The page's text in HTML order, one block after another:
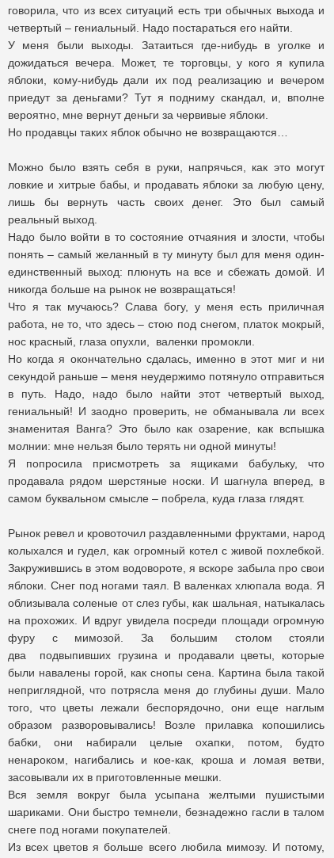
говорила, что из всех ситуаций есть три обычных выхода и
четвертый – гениальный. Надо постараться его найти.
У меня были выходы. Затаиться где-нибудь в уголке и
дожидаться вечера. Может, те торговцы, у кого я купила
яблоки, кому-нибудь дали их под реализацию и вечером
приедут за деньгами? Тут я подниму скандал, и, вполне
вероятно, мне вернут деньги за червивые яблоки.
Но продавцы таких яблок обычно не возвращаются…
Можно было взять себя в руки, напрячься, как это могут
ловкие и хитрые бабы, и продавать яблоки за любую цену,
лишь бы вернуть часть своих денег. Это был самый
реальный выход.
Надо было войти в то состояние отчаяния и злости, чтобы
понять – самый желанный в ту минуту был для меня один-
единственный выход: плюнуть на все и сбежать домой. И
никогда больше на рынок не возвращаться!
Что я так мучаюсь? Слава богу, у меня есть приличная
работа, не то, что здесь – стою под снегом, платок мокрый,
нос красный, глаза опухли, валенки промокли.
Но когда я окончательно сдалась, именно в этот миг и ни
секундой раньше – меня неудержимо потянуло отправиться
в путь. Надо, надо было найти этот четвертый выход,
гениальный! И заодно проверить, не обманывала ли всех
знаменитая Ванга? Это было как озарение, как вспышка
молнии: мне нельзя было терять ни одной минуты!
Я попросила присмотреть за ящиками бабульку, что
продавала рядом шерстяные носки. И шагнула вперед, в
самом буквальном смысле – побрела, куда глаза глядят.
Рынок ревел и кровоточил раздавленными фруктами, народ
колыхался и гудел, как огромный котел с живой похлебкой.
Закружившись в этом водовороте, я вскоре забыла про свои
яблоки. Снег под ногами таял. В валенках хлюпала вода. Я
облизывала соленые от слез губы, как шальная, натыкалась
на прохожих. И вдруг увидела посреди площади огромную
фуру с мимозой. За большим столом стояли
два подвыпивших грузина и продавали цветы, которые
были навалены горой, как снопы сена. Картина была такой
неприглядной, что потрясла меня до глубины души. Мало
того, что цветы лежали беспорядочно, они еще наглым
образом разворовывались! Возле прилавка копошились
бабки, они набирали целые охапки, потом, будто
ненароком, нагибались и кое-как, кроша и ломая ветви,
засовывали их в приготовленные мешки.
Вся земля вокруг была усыпана желтыми пушистыми
шариками. Они быстро темнели, безнадежно гасли в талом
снеге под ногами покупателей.
Из всех цветов я больше всего любила мимозу. И потому,